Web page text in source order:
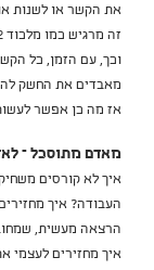
את הקשר או לשנות
זה מרגיש כמו מלכוד 22 שאין ממנו מוצא.
וכך, עם הזמן, כל
מאבדים את החשק
אז מה כן אפשר
מאדם מתוסכל –
איך לא קורסים
העבודה? איך
הרצאה מעשית,
איך מחזירים